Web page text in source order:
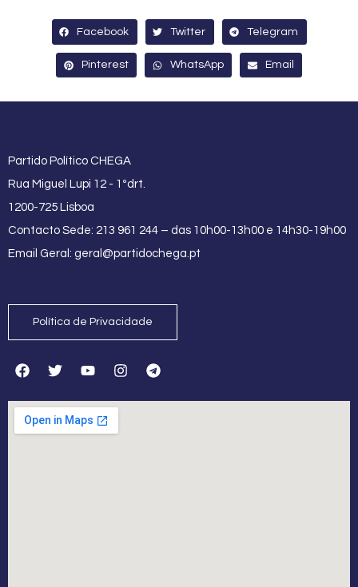
Facebook Twitter Telegram
Pinterest WhatsApp Email
Partido Político CHEGA
Rua Miguel Lupi 12 - 1ºdrt.
1200-725 Lisboa
Contacto Sede: 213 961 244 – das 10h00-13h00 e 14h30-19h00
Email Geral: geral@partidochega.pt
Política de Privacidade